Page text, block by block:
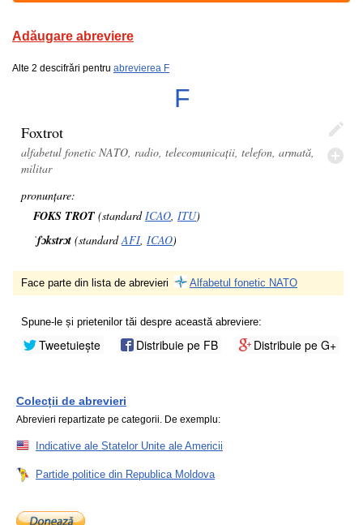
Adăugare abreviere
Alte 2 descifrări pentru abrevierea F
F
Foxtrot
alfabetul fonetic NATO, radio, telecomunicații, telefon, armată,
militar
pronunțare:
FOKS TROT (standardICAO, ITU)
ˈfɔkstrɔt (standardAFI, ICAO)
Face parte din lista de abrevieri Alfabetul fonetic NATO
Spune-le și prietenilor tăi despre această abreviere:
Tweetuiește Distribuie pe FB Distribuie pe G+
Colecții de abrevieri
Abrevieri repartizate pe categorii. De exemplu:
Indicative ale Statelor Unite ale Americii
Partide politice din Republica Moldova